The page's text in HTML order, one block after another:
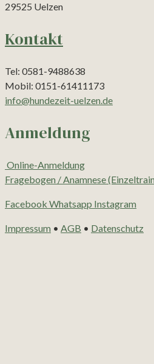
29525 Uelzen
Kontakt
Tel: 0581-9488638
Mobil: 0151-61411173
info@hundezeit-uelzen.de
Anmeldung
Online-Anmeldung
Fragebogen / Anamnese
Facebook Whatsapp Instagram
Impressum • AGB • Datenschutz